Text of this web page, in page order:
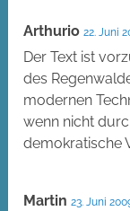
Arthurio 22. Juni
Der Text ist
des
modernen
wenn nicht
demokratische
Martin 23. Juni